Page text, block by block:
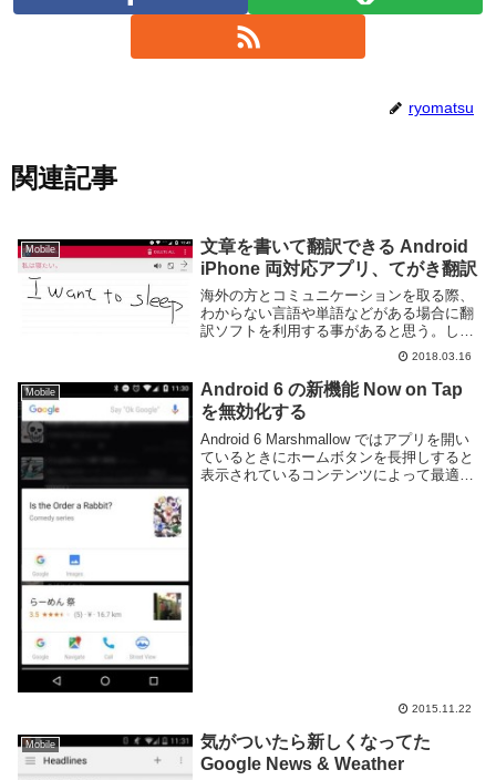
ryomatsu
関連記事
Mobile
文章を書いて翻訳できる Android
iPhone 両対応アプリ、てがき翻訳
海外の方とコミュニケーションを取る際、
わからない言語や単語などがある場合に翻
訳ソフトを利用する事があると思う。しか
し通常翻訳アプリは文字を打ち込んで翻訳
する事が多く、手書き対応であっても文字
入力欄が狭く簡易的なもので使いにくい事
がある。先日...
2018.03.16
Mobile
Android 6 の新機能 Now on Tap
を無効化する
Android 6 Marshmallow ではアプリを開い
ているときにホームボタンを長押しすると
表示されているコンテンツによって最適な
2015.11.22
Mobile
気がついたら新しくなってた
Google News & Weather